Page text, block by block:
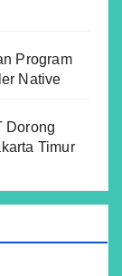
Program
Native
Dorong
Timur